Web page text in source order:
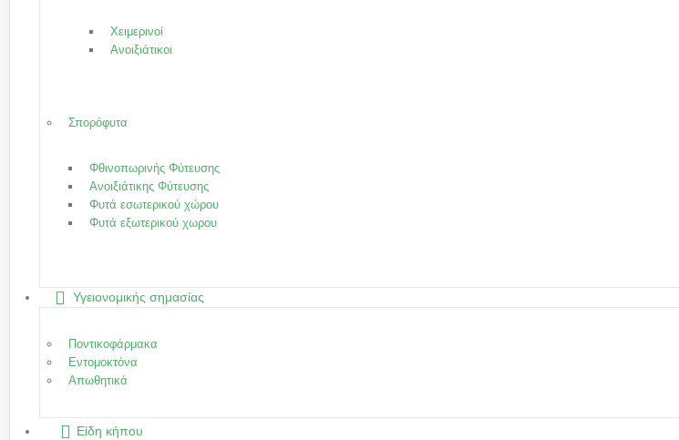
Χειμερινοί
Ανοιξιάτικοι
Σπορόφυτα
Φθινοπωρινής Φύτευσης
Ανοιξιάτικης Φύτευσης
Φυτά εσωτερικού χώρου
Φυτά εξωτερικού χωρου
Υγειονομικής σημασίας
Ποντικοφάρμακα
Εντομοκτόνα
Απωθητικά
Είδη κήπου